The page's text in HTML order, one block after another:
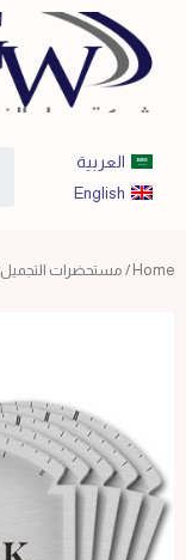
العربية
English
Home
/ مستحضرات التجميل